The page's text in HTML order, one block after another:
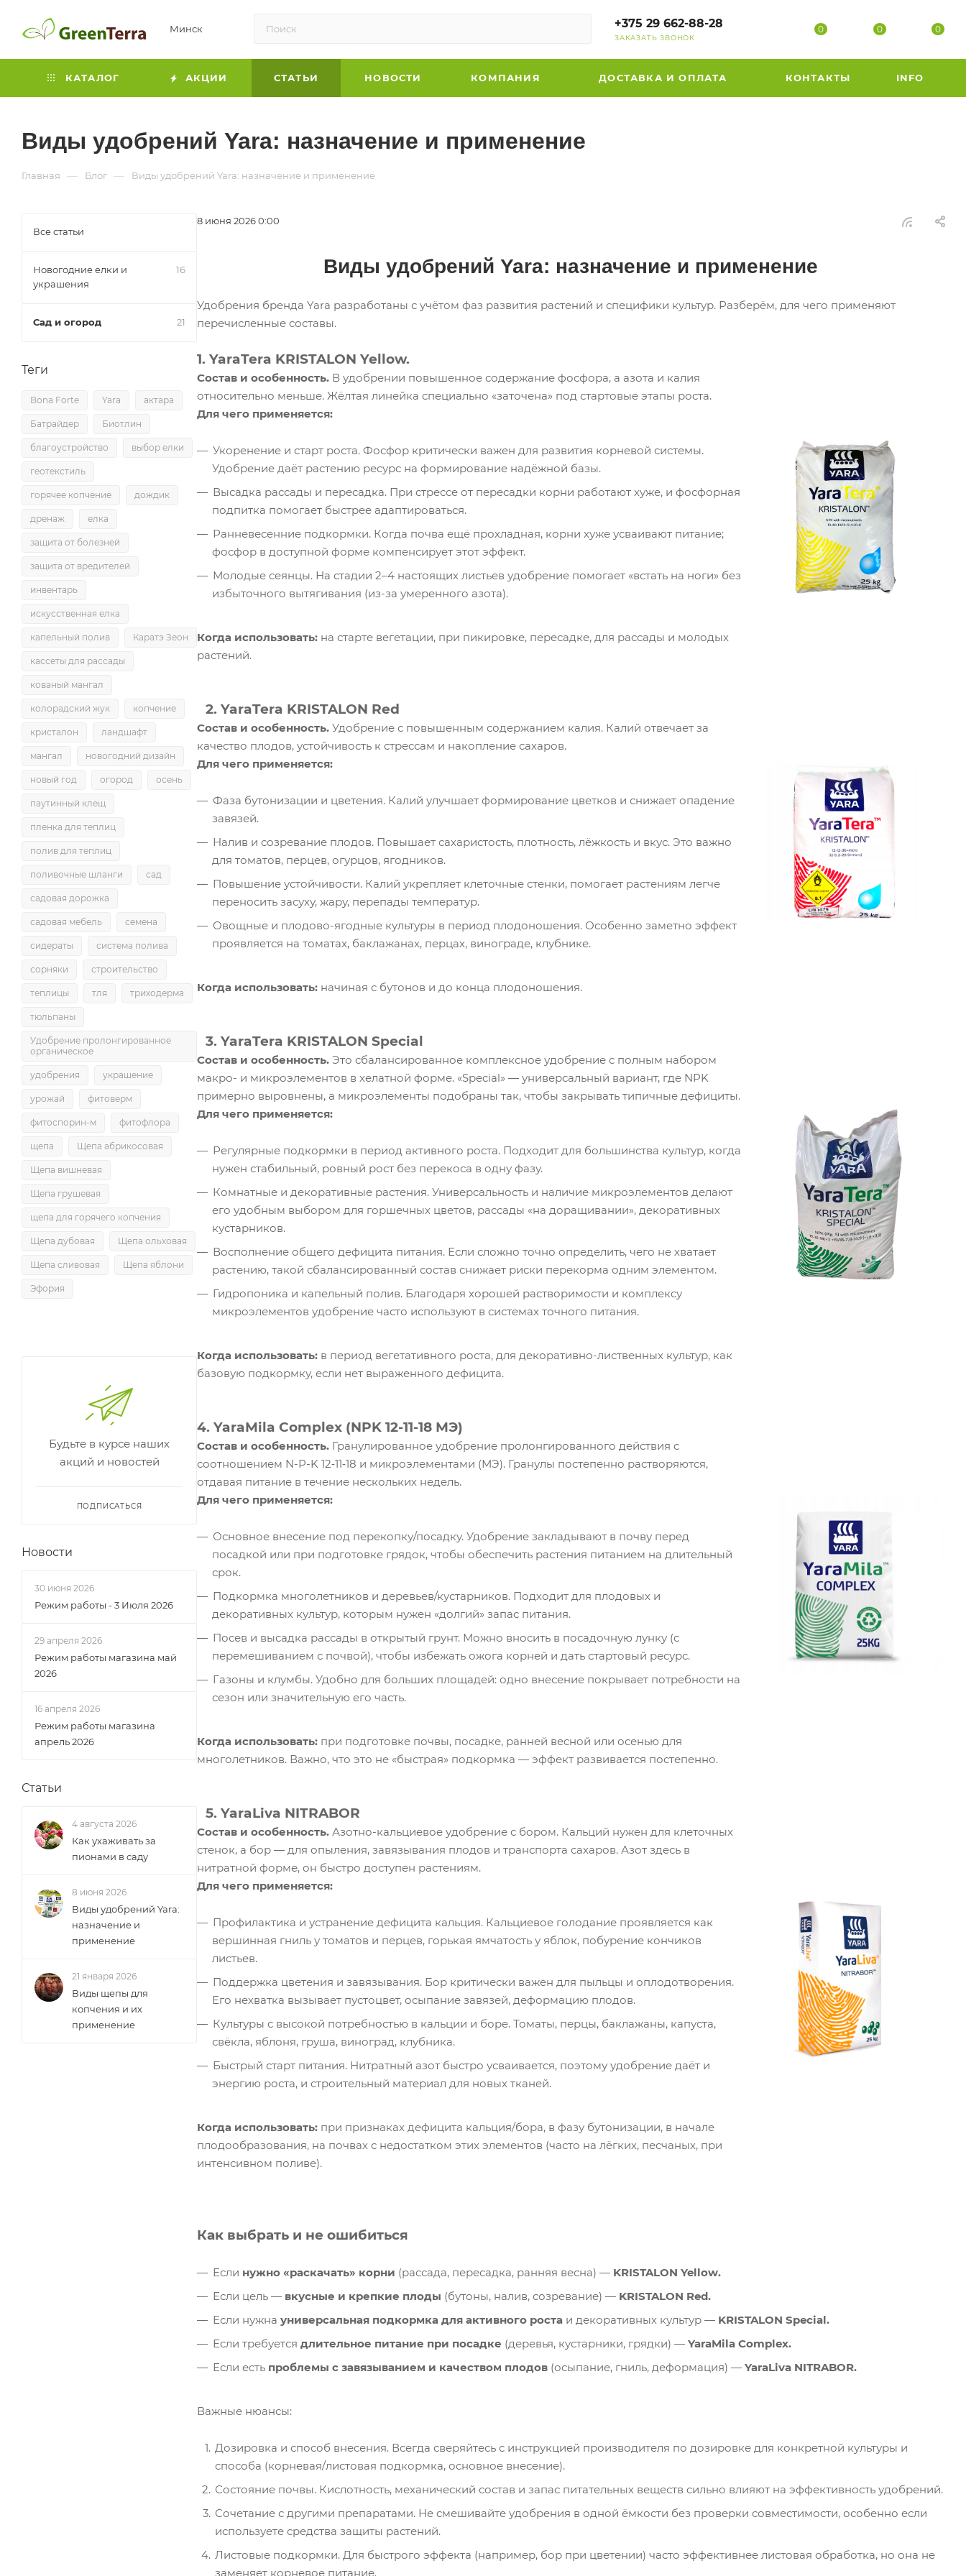
Минск +375 29 662-88-28
ЗАКАЗАТЬ ЗВОНОК
0 0 0
КАТАЛОГ АКЦИИ СТАТЬИ НОВОСТИ КОМПАНИЯ ДОСТАВКА И ОПЛАТА КОНТАКТЫ INFO
Виды удобрений Yara: назначение и применение
Главная — Блог — Виды удобрений Yara: назначение и применение
8 июня 2026 0:00
Виды удобрений Yara: назначение и применение
Удобрения бренда Yara разработаны с учётом фаз развития растений и специфики культур. Разберём, для чего применяют
перечисленные составы.
1. YaraTera KRISTALON Yellow.
Состав и особенность. В удобрении повышенное содержание фосфора, а азота и калия
относительно меньше. Жёлтая линейка специально «заточена» под стартовые этапы роста.
Для чего применяется:
Укоренение и старт роста. Фосфор критически важен для развития корневой системы.
Удобрение даёт растению ресурс на формирование надёжной базы.
Высадка рассады и пересадка. При стрессе от пересадки корни работают хуже, и фосфорная
подпитка помогает быстрее адаптироваться.
Ранневесенние подкормки. Когда почва ещё прохладная, корни хуже усваивают питание;
фосфор в доступной форме компенсирует этот эффект.
Молодые сеянцы. На стадии 2–4 настоящих листьев удобрение помогает «встать на ноги» без
избыточного вытягивания (из-за умеренного азота).
Когда использовать: на старте вегетации, при пикировке, пересадке, для рассады и молодых
растений.
2. YaraTera KRISTALON Red
Состав и особенность. Удобрение с повышенным содержанием калия. Калий отвечает за
качество плодов, устойчивость к стрессам и накопление сахаров.
Для чего применяется:
Фаза бутонизации и цветения. Калий улучшает формирование цветков и снижает опадение
завязей.
Налив и созревание плодов. Повышает сахаристость, плотность, лёжкость и вкус. Это важно
для томатов, перцев, огурцов, ягодников.
Повышение устойчивости. Калий укрепляет клеточные стенки, помогает растениям легче
переносить засуху, жару, перепады температур.
Овощные и плодово-ягодные культуры в период плодоношения. Особенно заметно эффект
проявляется на томатах, баклажанах, перцах, винограде, клубнике.
Когда использовать: начиная с бутонов и до конца плодоношения.
3. YaraTera KRISTALON Special
Состав и особенность. Это сбалансированное комплексное удобрение с полным набором
макро- и микроэлементов в хелатной форме. «Special» — универсальный вариант, где NPK
примерно выровнены, а микроэлементы подобраны так, чтобы закрывать типичные дефициты.
Для чего применяется:
Регулярные подкормки в период активного роста. Подходит для большинства культур, когда
нужен стабильный, ровный рост без перекоса в одну фазу.
Комнатные и декоративные растения. Универсальность и наличие микроэлементов делают
его удобным выбором для горшечных цветов, рассады «на доращивании», декоративных
кустарников.
Восполнение общего дефицита питания. Если сложно точно определить, чего не хватает
растению, такой сбалансированный состав снижает риски перекорма одним элементом.
Гидропоника и капельный полив. Благодаря хорошей растворимости и комплексу
микроэлементов удобрение часто используют в системах точного питания.
Когда использовать: в период вегетативного роста, для декоративно-лиственных культур, как
базовую подкормку, если нет выраженного дефицита.
4. YaraMila Complex (NPK 12-11-18 МЭ)
Состав и особенность. Гранулированное удобрение пролонгированного действия с
соотношением N-P-K 12‑11‑18 и микроэлементами (МЭ). Гранулы постепенно растворяются,
отдавая питание в течение нескольких недель.
Для чего применяется:
Основное внесение под перекопку/посадку. Удобрение закладывают в почву перед
посадкой или при подготовке грядок, чтобы обеспечить растения питанием на длительный
срок.
Подкормка многолетников и деревьев/кустарников. Подходит для плодовых и
декоративных культур, которым нужен «долгий» запас питания.
Посев и высадка рассады в открытый грунт. Можно вносить в посадочную лунку (с
перемешиванием с почвой), чтобы избежать ожога корней и дать стартовый ресурс.
Газоны и клумбы. Удобно для больших площадей: одно внесение покрывает потребности на
сезон или значительную его часть.
Когда использовать: при подготовке почвы, посадке, ранней весной или осенью для
многолетников. Важно, что это не «быстрая» подкормка — эффект развивается постепенно.
5. YaraLiva NITRABOR
Состав и особенность. Азотно-кальциевое удобрение с бором. Кальций нужен для клеточных
стенок, а бор — для опыления, завязывания плодов и транспорта сахаров. Азот здесь в
нитратной форме, он быстро доступен растениям.
Для чего применяется:
Профилактика и устранение дефицита кальция. Кальциевое голодание проявляется как
вершинная гниль у томатов и перцев, горькая ямчатость у яблок, побурение кончиков
листьев.
Поддержка цветения и завязывания. Бор критически важен для пыльцы и оплодотворения.
Его нехватка вызывает пустоцвет, осыпание завязей, деформацию плодов.
Культуры с высокой потребностью в кальции и боре. Томаты, перцы, баклажаны, капуста,
свёкла, яблоня, груша, виноград, клубника.
Быстрый старт питания. Нитратный азот быстро усваивается, поэтому удобрение даёт и
энергию роста, и строительный материал для новых тканей.
Когда использовать: при признаках дефицита кальция/бора, в фазу бутонизации, в начале
плодообразования, на почвах с недостатком этих элементов (часто на лёгких, песчаных, при
интенсивном поливе).
Как выбрать и не ошибиться
Если нужно «раскачать» корни (рассада, пересадка, ранняя весна) — KRISTALON Yellow.
Если цель — вкусные и крепкие плоды (бутоны, налив, созревание) — KRISTALON Red.
Если нужна универсальная подкормка для активного роста и декоративных культур — KRISTALON Special.
Если требуется длительное питание при посадке (деревья, кустарники, грядки) — YaraMila Complex.
Если есть проблемы с завязыванием и качеством плодов (осыпание, гниль, деформация) — YaraLiva NITRABOR.
Важные нюансы:
Дозировка и способ внесения. Всегда сверяйтесь с инструкцией производителя по дозировке для конкретной культуры и
способа (корневая/листовая подкормка, основное внесение).
Состояние почвы. Кислотность, механический состав и запас питательных веществ сильно влияют на эффективность удобрений.
Сочетание с другими препаратами. Не смешивайте удобрения в одной ёмкости без проверки совместимости, особенно если
используете средства защиты растений.
Листовые подкормки. Для быстрого эффекта (например, бор при цветении) часто эффективнее листовая обработка, но она не
заменяет корневое питание.
Все статьи
Новогодние елки и
украшения
16
Сад и огород 21
Теги
Bona Forte Yara актара
Батрайдер Биотлин
благоустройство выбор елки
геотекстиль
горячее копчение дождик
дренаж елка
защита от болезней
защита от вредителей
инвентарь
искусственная елка
капельный полив Каратэ Зеон
кассеты для рассады
кованый мангал
колорадский жук копчение
кристалон ландшафт
мангал новогодний дизайн
новый год огород осень
паутинный клещ
пленка для теплиц
полив для теплиц
поливочные шланги сад
садовая дорожка
садовая мебель семена
сидераты система полива
сорняки строительство
теплицы тля триходерма
тюльпаны
Удобрение пролонгированное
органическое
удобрения украшение
урожай фитоверм
фитоспорин-м фитофлора
щепа Щепа абрикосовая
Щепа вишневая
Щепа грушевая
щепа для горячего копчения
Щепа дубовая Щепа ольховая
Щепа сливовая Щепа яблони
Эфория
Будьте в курсе наших
акций и новостей
ПОДПИСАТЬСЯ
Новости
30 июня 2026
Режим работы - 3 Июля 2026
29 апреля 2026
Режим работы магазина май
2026
16 апреля 2026
Режим работы магазина
апрель 2026
Статьи
4 августа 2026
Как ухаживать за
пионами в саду
8 июня 2026
Виды удобрений Yara:
назначение и
применение
21 января 2026
Виды щепы для
копчения и их
применение